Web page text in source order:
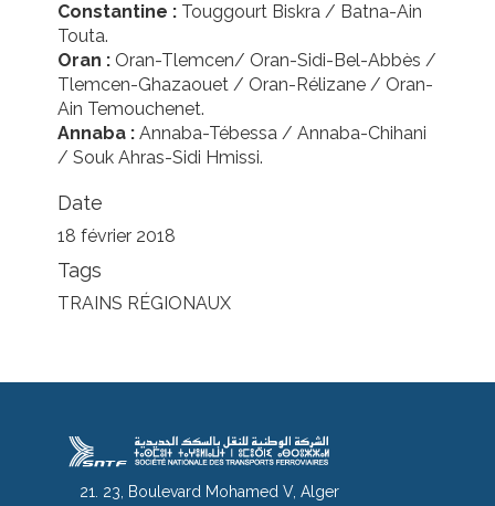
Constantine : Touggourt Biskra / Batna-Ain
Touta.
Oran : Oran-Tlemcen/ Oran-Sidi-Bel-Abbès /
Tlemcen-Ghazaouet / Oran-Rélizane / Oran-
Ain Temouchenet.
Annaba :Annaba-Tébessa / Annaba-Chihani
/ Souk Ahras-Sidi Hmissi.
Date
18 février 2018
Tags
TRAINS RÉGIONAUX
21. 23, Boulevard Mohamed V, Alger